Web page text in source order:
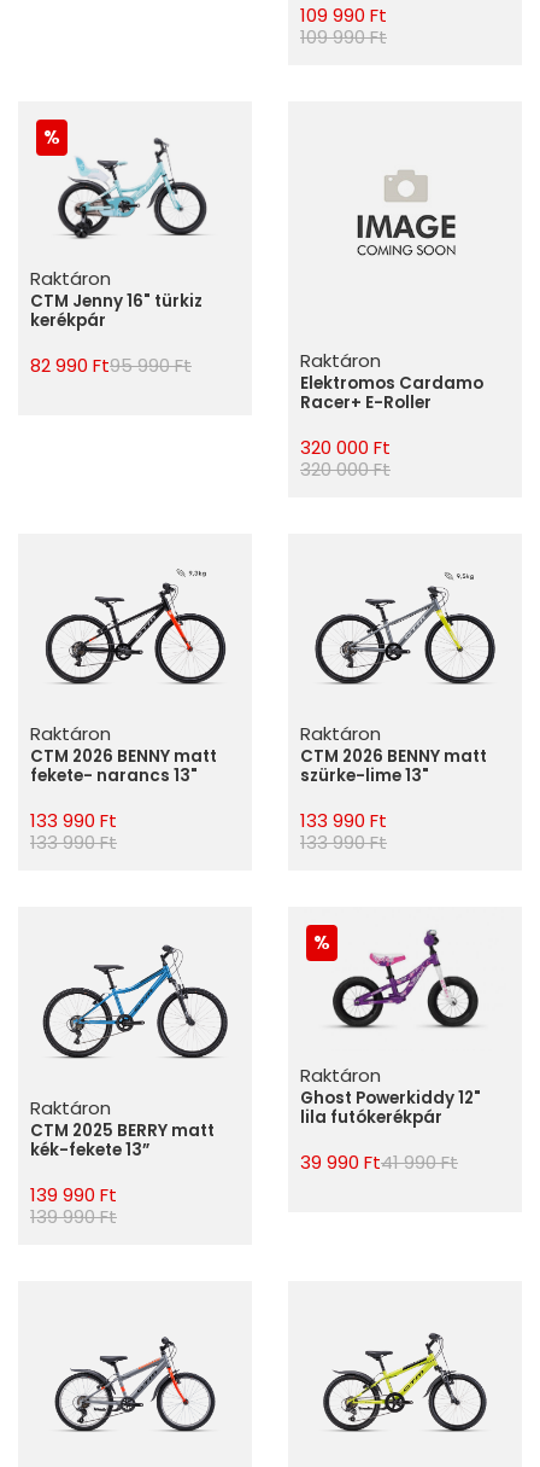
109 990 Ft
109 990 Ft
Raktáron
CTM Jenny 16" türkiz
kerékpár
82 990 Ft95 990 Ft Raktáron
Elektromos Cardamo
Racer+ E-Roller
320 000 Ft
320 000 Ft
Raktáron
CTM 2026 BENNY matt
fekete- narancs 13"
133 990 Ft
133 990 Ft
Raktáron
CTM 2026 BENNY matt
szürke-lime 13"
133 990 Ft
133 990 Ft
Raktáron
CTM 2025 BERRY matt
kék-fekete 13”
139 990 Ft
139 990 Ft
Raktáron
Ghost Powerkiddy 12"
lila futókerékpár
39 990 Ft41 990 Ft